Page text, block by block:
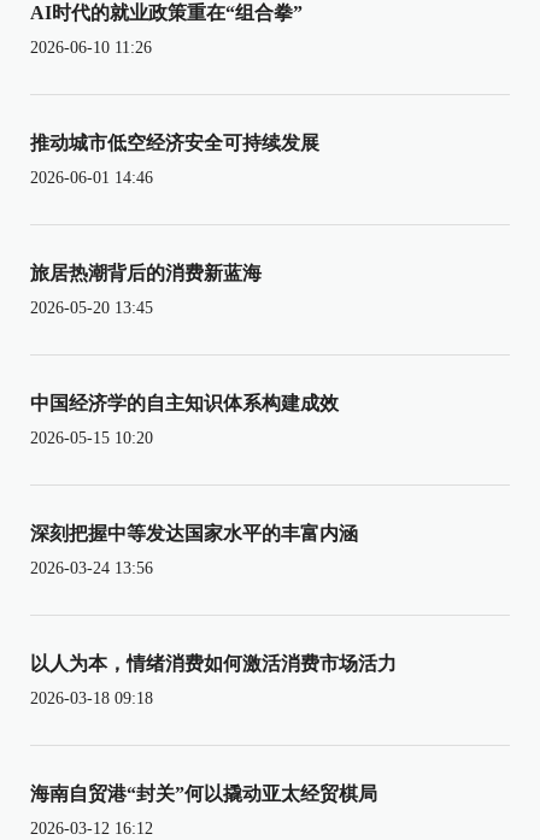
AI时代的就业政策重在“组合拳”
2026-06-10 11:26
推动城市低空经济安全可持续发展
2026-06-01 14:46
旅居热潮背后的消费新蓝海
2026-05-20 13:45
中国经济学的自主知识体系构建成效
2026-05-15 10:20
深刻把握中等发达国家水平的丰富内涵
2026-03-24 13:56
以人为本，情绪消费如何激活消费市场活力
2026-03-18 09:18
海南自贸港“封关”何以撬动亚太经贸棋局
2026-03-12 16:12